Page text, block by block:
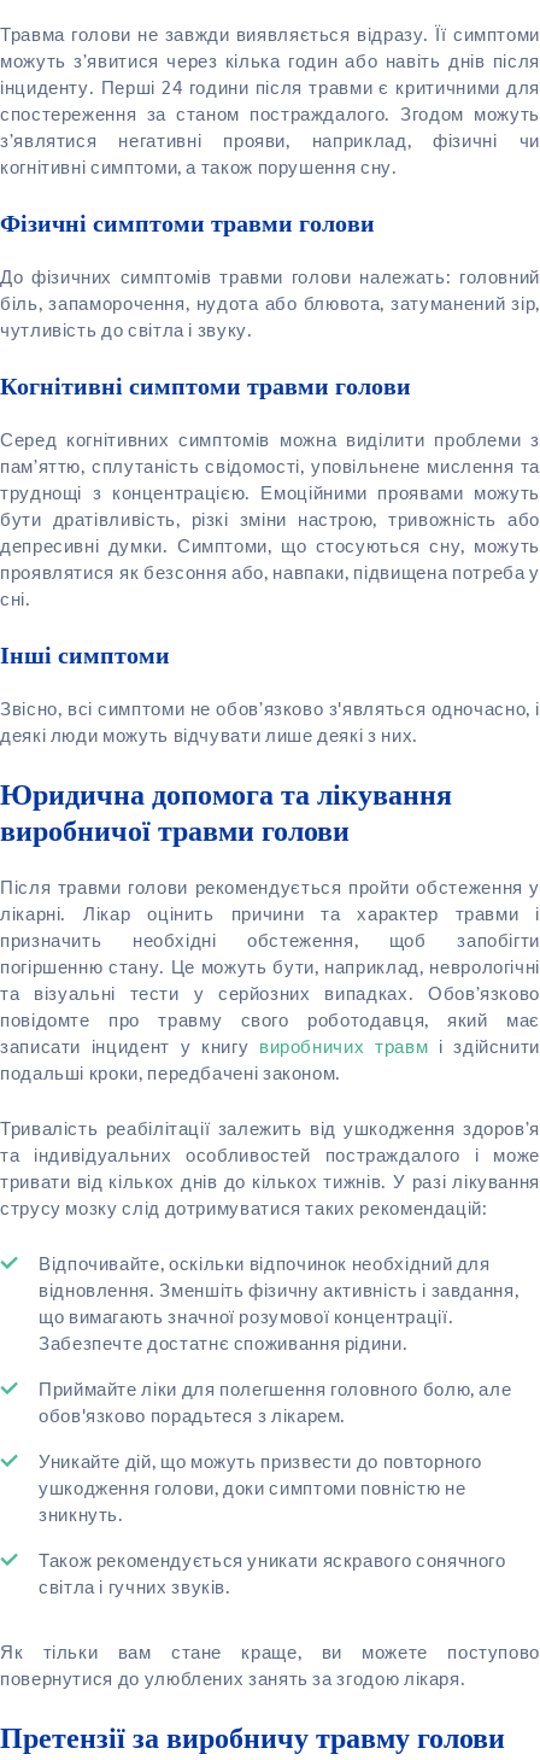
Травма голови не завжди виявляється відразу. Її симптоми
можуть з’явитися через кілька годин або навіть днів після
інциденту. Перші 24 години після травми є критичними для
спостереження за станом постраждалого. Згодом можуть
з’являтися негативні прояви, наприклад, фізичні чи
когнітивні симптоми, а також порушення сну.
Фізичні симптоми травми голови
До фізичних симптомів травми голови належать: головний
біль, запаморочення, нудота або блювота, затуманений зір,
чутливість до світла і звуку.
Когнітивні симптоми травми голови
Серед когнітивних симптомів можна виділити проблеми з
пам’яттю, сплутаність свідомості, уповільнене мислення та
труднощі з концентрацією. Емоційними проявами можуть
бути дратівливість, різкі зміни настрою, тривожність або
депресивні думки. Симптоми, що стосуються сну, можуть
проявлятися як безсоння або, навпаки, підвищена потреба у
сні.
Інші симптоми
Звісно, всі симптоми не обов’язково з'являться одночасно, і
деякі люди можуть відчувати лише деякі з них.
Юридична допомога та лікування
виробничої травми голови
Після травми голови рекомендується пройти обстеження у
лікарні. Лікар оцінить причини та характер травми і
призначить необхідні обстеження, щоб запобігти
погіршенню стану. Це можуть бути, наприклад, неврологічні
та візуальні тести у серйозних випадках. Обов’язково
повідомте про травму свого роботодавця, який має
записати інцидент у книгу виробничих травм і здійснити
подальші кроки, передбачені законом.
Тривалість реабілітації залежить від ушкодження здоров’я
та індивідуальних особливостей постраждалого і може
тривати від кількох днів до кількох тижнів. У разі лікування
струсу мозку слід дотримуватися таких рекомендацій:
Відпочивайте, оскільки відпочинок необхідний для
відновлення. Зменшіть фізичну активність і завдання,
що вимагають значної розумової концентрації.
Забезпечте достатнє споживання рідини.
Приймайте ліки для полегшення головного болю, але
обов'язково порадьтеся з лікарем.
Уникайте дій, що можуть призвести до повторного
ушкодження голови, доки симптоми повністю не
зникнуть.
Також рекомендується уникати яскравого сонячного
світла і гучних звуків.
Як тільки вам стане краще, ви можете поступово
повернутися до улюблених занять за згодою лікаря.
Претензії за виробничу травму голови